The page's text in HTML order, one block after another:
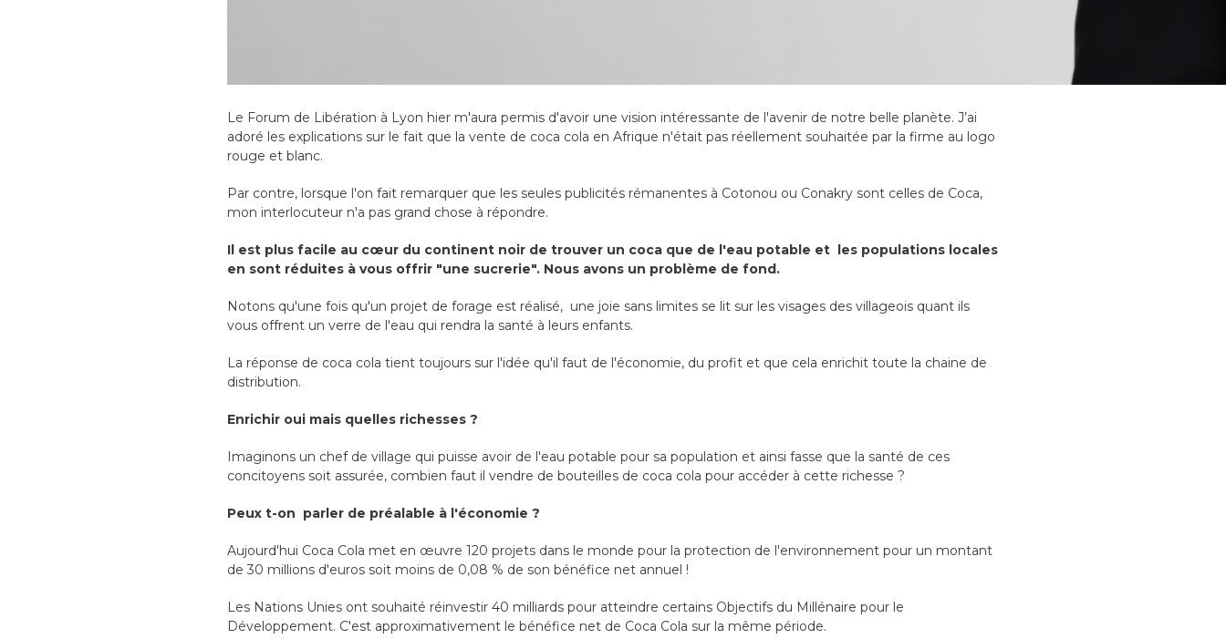
Le Forum de Libération à Lyon hier m'aura permis d'avoir une vision intéressante de l'avenir de notre belle planète. J’ai
adoré les explications sur le fait que la vente de coca cola en Afrique n'était pas réellement souhaitée par la firme au logo
rouge et blanc.
Par contre, lorsque l'on fait remarquer que les seules publicités rémanentes à Cotonou ou Conakry sont celles de Coca,
mon interlocuteur n'a pas grand chose à répondre.
Il est plus facile au cœur du continent noir de trouver un coca que de l'eau potable et les populations locales
en sont réduites à vous offrir "une sucrerie". Nous avons un problème de fond.
Notons qu'une fois qu'un projet de forage est réalisé, une joie sans limites se lit sur les visages des villageois quant ils
vous offrent un verre de l'eau qui rendra la santé à leurs enfants.
La réponse de coca cola tient toujours sur l'idée qu'il faut de l'économie, du profit et que cela enrichit toute la chaine de
distribution.
Enrichir oui mais quelles richesses ?
Imaginons un chef de village qui puisse avoir de l'eau potable pour sa population et ainsi fasse que la santé de ces
concitoyens soit assurée, combien faut il vendre de bouteilles de coca cola pour accéder à cette richesse ?
Peux t-on parler de préalable à l'économie ?
Aujourd'hui Coca Cola met en œuvre 120 projets dans le monde pour la protection de l'environnement pour un montant
de 30 millions d'euros soit moins de 0,08 % de son bénéfice net annuel !
Les Nations Unies ont souhaité réinvestir 40 milliards pour atteindre certains Objectifs du Millénaire pour le
Développement. C'est approximativement le bénéfice net de Coca Cola sur la même période.